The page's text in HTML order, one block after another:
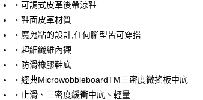
運送方式
全家取貨付款
每筆NT$60，滿NT$1,000(含以上)免運費
7-11取貨付款
每筆NT$60，滿NT$1,000(含以上)免運費
‧可調式皮革後帶涼鞋
‧鞋面皮革材質
‧魔鬼粘的設計,任何腳型皆可穿搭
‧超細纖維內襯
‧防滑橡膠鞋底
‧經典MicrowobbleboardTM三密度微搖板中底
‧止滑、三密度緩衝中底、輕量